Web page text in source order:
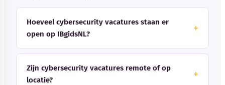
Hoeveel cybersecurity vacatures staan er
open op IBgidsNL?
Zijn cybersecurity vacatures remote of op
locatie?